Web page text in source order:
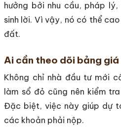
hưởng bởi nhu cầu, pháp
sinh lời. Vì vậy, nó có thể
đất.
Ai cần theo dõi bảng
Không chỉ nhà đầu tư mới
làm sổ đỏ cũng nên kiểm
Đặc biệt, việc này giúp dự
các khoản phải nộp.